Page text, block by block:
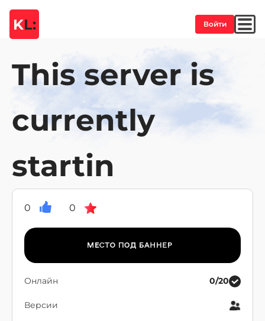
KL: Войти
This server is
currently
startin
0 0
Онлайн 0/20
Версии